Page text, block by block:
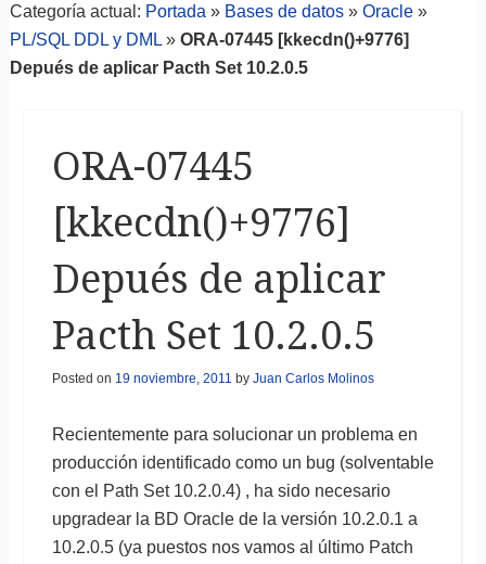
Categoría actual: Portada » Bases de datos» Oracle»
PL/SQL DDL y DML» ORA-07445 [kkecdn()+9776]
Depués de aplicar Pacth Set 10.2.0.5
ORA-07445
[kkecdn()+9776]
Depués de aplicar
Pacth Set 10.2.0.5
Posted on 19 noviembre, 2011 by Juan Carlos Molinos
Recientemente para solucionar un problema en
producción identificado como un bug (solventable
con el Path Set 10.2.0.4) , ha sido necesario
upgradear la BD Oracle de la versión 10.2.0.1 a
10.2.0.5 (ya puestos nos vamos al último Patch